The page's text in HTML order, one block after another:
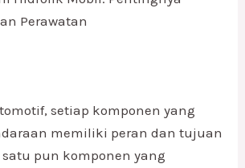
Perawatan
setiap komponen yang
memiliki peran dan tujuan
pun komponen yang